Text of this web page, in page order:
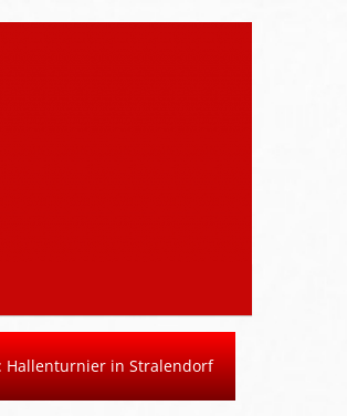
Hallenturnier in Stralendorf